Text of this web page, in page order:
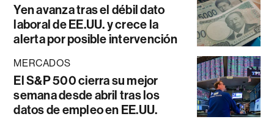
Yen avanza tras el débil dato
laboral de EE.UU. y crece la
alerta por posible intervención
MERCADOS
El S&P 500 cierra su mejor
semana desde abril tras los
datos de empleo en EE.UU.